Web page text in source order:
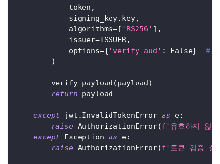
            token
,
            signing_key
. key,
            algorithms
=[ 'RS256' ] ,
            issuer
=ISSUER,
            options
={ 'verify_aud' : False}
#
)
        verify_payload
(payload)
return payload
except jwt . InvalidTokenError as e:
raise AuthorizationError(f'유효하지 않
except Exception as e:
raise AuthorizationError(f'토큰 검증